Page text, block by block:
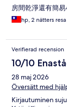
房間乾淨還有簡
hp, 2 nätters resa
Verifierad recension
10/10
28 maj 2026
Översätt med
Kirjautuminen